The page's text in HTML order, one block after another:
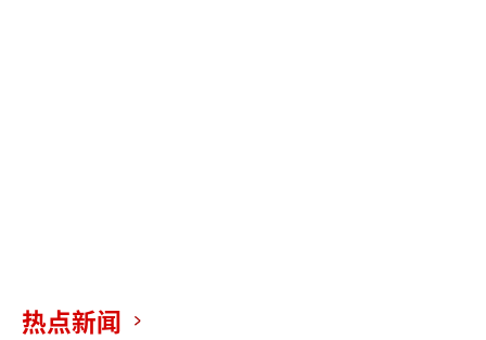
热点新闻